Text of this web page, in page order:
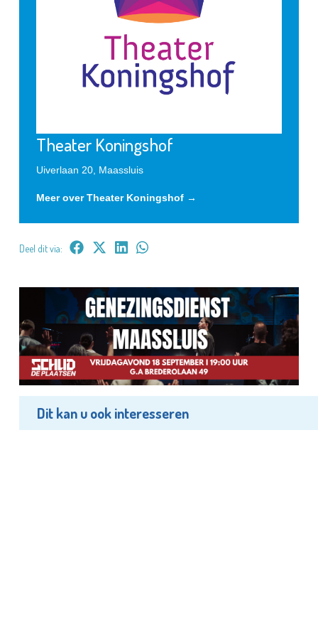
Theater Koningshof
Uiverlaan 20, Maassluis
Meer over Theater Koningshof →
Deel dit via:
Dit kan u ook interesseren